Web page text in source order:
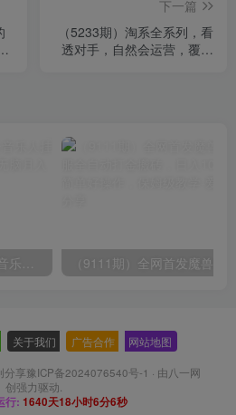
下一篇
（5233期）淘系全系列，看
透对手，自然会运营，覆盖
关于我们 广告合作 网站地图
分享豫ICP备2024076540号-1 · 由八一网
创强力驱动.
行: 1640天18小时6分7秒